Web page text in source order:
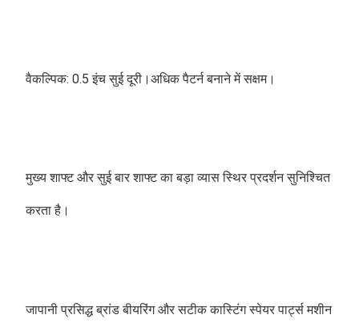
वैकल्पिक: 0.5 इंच सुई दूरी।अधिक पैटर्न बनाने में सक्षम।
मुख्य शाफ्ट और सुई बार शाफ्ट का बड़ा व्यास स्थिर प्रदर्शन सुनिश्चित
करता है।
जापानी प्रसिद्ध ब्रांड बीयरिंग और सटीक कास्टिंग स्पेयर पार्ट्स मशीन